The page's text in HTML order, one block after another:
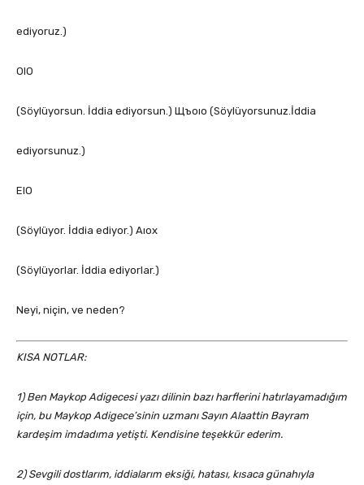
ediyoruz.)
OIO
(Söylüyorsun. İddia ediyorsun.) Щъоıо (Söylüyorsunuz.İddia
ediyorsunuz.)
ЕIO
(Söylüyor. İddia ediyor.) Аıох
(Söylüyorlar. İddia ediyorlar.)
Neyi, niçin, ve neden?
KISA NOTLAR:
1) Ben Maykop Adigecesi yazı dilinin bazı harflerini hatırlayamadığım
için, bu Maykop Adigece’sinin uzmanı Sayın Alaattin Bayram
kardeşim imdadıma yetişti. Kendisine teşekkür ederim.
2) Sevgili dostlarım, iddialarım eksiği, hatası, kısaca günahıyla